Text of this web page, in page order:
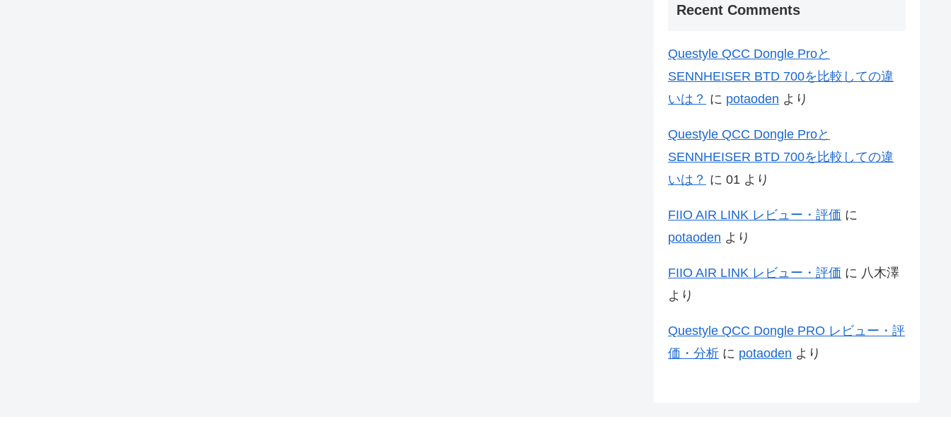
Recent Comments
Questyle QCC Dongle Proと
SENNHEISER BTD 700を比較しての違
いは？ に potaoden より
Questyle QCC Dongle Proと
SENNHEISER BTD 700を比較しての違
いは？ に 01 より
FIIO AIR LINK レビュー・評価 に
potaoden より
FIIO AIR LINK レビュー・評価 に 八木澤
より
Questyle QCC Dongle PRO レビュー・評
価・分析 に potaoden より